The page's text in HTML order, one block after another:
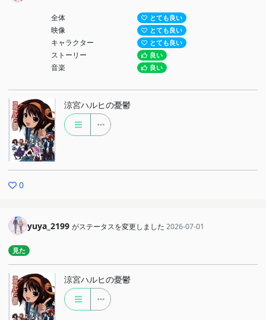
全体 とても良い
映像 とても良い
キャラクター とても良い
ストーリー 良い
音楽 良い
涼宮ハルヒの憂鬱
0
yuya_2199 がステータスを変更しました 2026-07-01
見た
涼宮ハルヒの憂鬱